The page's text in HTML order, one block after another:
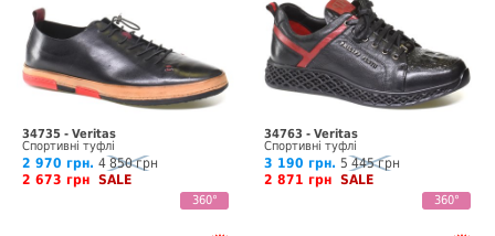
34735 - Veritas
Спортивні туфлі
2 970 грн. 4 850 грн
2 673 грн SALE
360°
34763 - Veritas
Спортивні туфлі
3 190 грн. 5 445 грн
2 871 грн SALE
360°